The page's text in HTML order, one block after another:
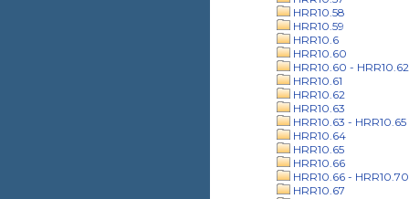
HRR10.58
HRR10.59
HRR10.6
HRR10.60
HRR10.60 - HRR10.62
HRR10.61
HRR10.62
HRR10.63
HRR10.63 - HRR10.65
HRR10.64
HRR10.65
HRR10.66
HRR10.66 - HRR10.70
HRR10.67